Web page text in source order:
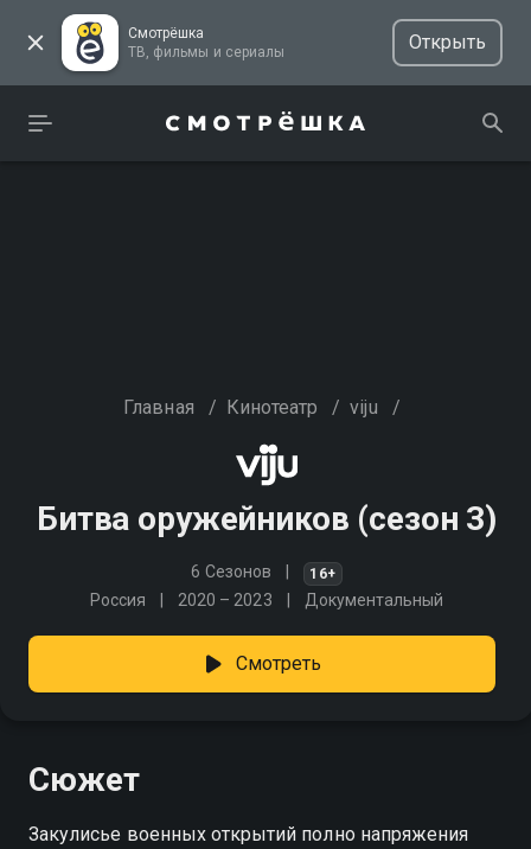
Смотрёшка
ТВ, фильмы и сериалы
Открыть
Главная / Кинотеатр / viju /
Битва оружейников (сезон 3)
6 Сезонов 16+
Россия 2020 – 2023 Документальный
Смотреть
Сюжет
Закулисье военных открытий полно напряжения